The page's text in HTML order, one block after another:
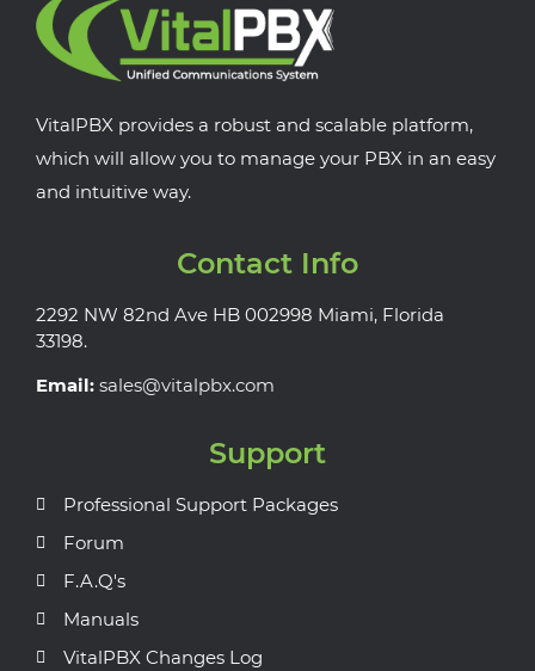
VitalPBX provides a robust and scalable platform,
which will allow you to manage your PBX in an easy
and intuitive way.
Contact Info
2292 NW 82nd Ave HB 002998 Miami, Florida
33198.
Email: sales@vitalpbx.com
Support
Professional Support Packages
Forum
F.A.Q's
Manuals
VitalPBX Changes Log